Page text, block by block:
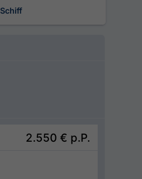
Schiff
2.550 € p.P.